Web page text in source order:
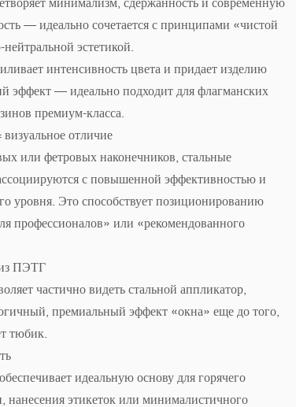
— идеально сочетается с принципами «чистой
эстетикой.
интенсивность цвета и придает изделию
эффект — идеально подходит для флагманских
премиум-класса.
отличие
или фетровых наконечников, стальные
с повышенной эффективностью и
уровня. Это способствует позиционированию
профессионалов» или «рекомендованного
ПЭТГ
частично видеть стальной аппликатор,
премиальный эффект «окна» еще до того,
тюбик.
идеальную основу для горячего
нанесения этикеток или минималистичного